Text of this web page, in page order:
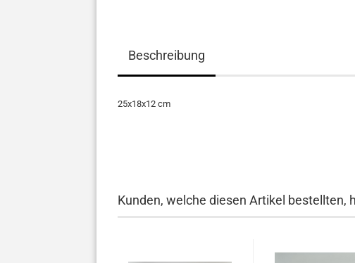
Beschreibung
25x18x12 cm
Kunden, welche diesen Artikel bestellten,